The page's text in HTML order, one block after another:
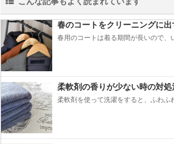
春のコートをクリーニングに
春用のコートは着る期間が長いので、
柔軟剤の香りが少ない時の対処
柔軟剤を使って洗濯をすると、ふわふ